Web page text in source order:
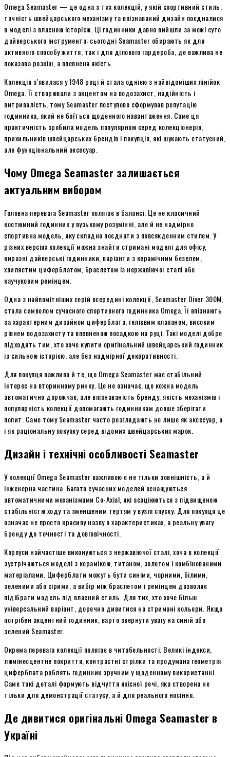
Omega Seamaster — це одна з тих колекцій, у якій спортивний стиль,
точність швейцарського механізму та впізнаваний дизайн поєдналися
в моделі з власною історією. Ці годинники давно вийшли за межі суто
дайверського інструмента: сьогодні Seamaster обирають як для
активного способу життя, так і для ділового гардероба, де важлива не
показова розкіш, а впевнена якість.
Колекція з’явилася у 1948 році й стала однією з найвідоміших лінійок
Omega. Її створювали з акцентом на водозахист, надійність і
витривалість, тому Seamaster поступово сформував репутацію
годинника, який не боїться щоденного навантаження. Саме ця
практичність зробила модель популярною серед колекціонерів,
прихильників швейцарських брендів і покупців, які шукають статусний,
але функціональний аксесуар.
Чому Omega Seamaster залишається
актуальним вибором
Головна перевага Seamaster полягає в балансі. Це не класичний
костюмний годинник у вузькому розумінні, але й не надмірно
спортивна модель, яку складно поєднати з повсякденним стилем. У
різних версіях колекції можна знайти стримані моделі для офісу,
виразні дайверські годинники, варіанти з керамічним безелем,
хвилястим циферблатом, браслетом із нержавіючої сталі або
каучуковим ремінцем.
Одна з найпомітніших серій всередині колекції, Seamaster Diver 300M,
стала символом сучасного спортивного годинника Omega. Її впізнають
за характерним дизайном циферблата, гелієвим клапаном, високим
рівнем водозахисту та впевненою посадкою на руці. Такі моделі добре
підходять тим, хто хоче купити оригінальний швейцарський годинник
із сильною історією, але без надмірної декоративності.
Для покупця важливо й те, що Omega Seamaster має стабільний
інтерес на вторинному ринку. Це не означає, що кожна модель
автоматично дорожчає, але впізнаваність бренду, якість механізмів і
популярність колекції допомагають годинникам довше зберігати
попит. Саме тому Seamaster часто розглядають не лише як аксесуар, а
і як раціональну покупку серед відомих швейцарських марок.
Дизайн і технічні особливості Seamaster
У колекції Omega Seamaster важливою є не тільки зовнішність, а й
інженерна частина. Багато сучасних моделей оснащуються
автоматичними механізмами Co-Axial, які асоціюються з підвищеною
стабільністю ходу та зменшеним тертям у вузлі спуску. Для покупця це
означає не просто красиву назву в характеристиках, а реальну увагу
бренду до точності та довговічності.
Корпуси найчастіше виконуються з нержавіючої сталі, хоча в колекції
зустрічаються моделі з керамікою, титаном, золотом і комбінованими
матеріалами. Циферблати можуть бути синіми, чорними, білими,
зеленими або сірими, а вибір між браслетом і ремінцем дозволяє
підібрати модель під власний стиль. Для тих, хто хоче більш
універсальний варіант, доречно дивитися на стримані кольори. Якщо
потрібен акцентний годинник, варто звернути увагу на синій або
зелений Seamaster.
Окрема перевага колекції полягає в читабельності. Великі індекси,
люмінесцентне покриття, контрастні стрілки та продумана геометрія
циферблата роблять годинник зручним у щоденному використанні.
Саме такі деталі формують відчуття якісної речі, яка створена не
тільки для демонстрації статусу, а й для реального носіння.
Де дивитися оригінальні Omega Seamaster в
Україні